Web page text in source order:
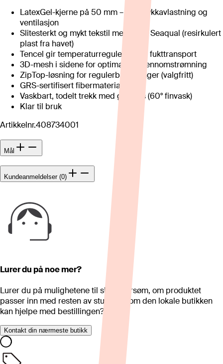
LatexGel-kjerne på 50 mm – god trykkavlastning og
ventilasjon
Slitesterkt og mykt tekstil med 14 % Seaqual (resirkulert
plast fra havet)
Tencel gir temperaturregulering og fukttransport
3D-mesh i sidene for optimal luftgjennomstrømning
ZipTop-løsning for regulerbare senger (valgfritt)
GRS-sertifisert fibermateriale
Vaskbart, todelt trekk med glidelås (60° finvask)
Klar til bruk
Artikkelnr.408734001
Mål
Kundeanmeldelser (0)
Lurer du på noe mer?
Lurer du på mulighetene til skreddersøm, om produktet
passer inn med resten av stua eller om den lokale butikken
kan hjelpe med bestillingen?
Kontakt din nærmeste butikk